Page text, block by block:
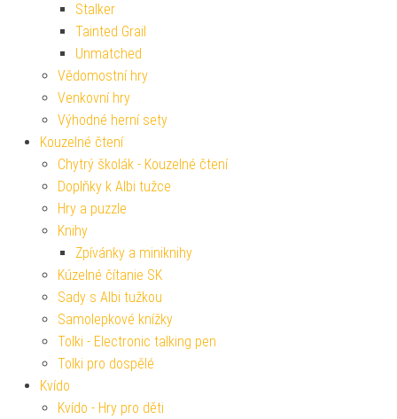
Stalker
Tainted Grail
Unmatched
Vědomostní hry
Venkovní hry
Výhodné herní sety
Kouzelné čtení
Chytrý školák - Kouzelné čtení
Doplňky k Albi tužce
Hry a puzzle
Knihy
Zpívánky a miniknihy
Kúzelné čítanie SK
Sady s Albi tužkou
Samolepkové knížky
Tolki - Electronic talking pen
Tolki pro dospělé
Kvído
Kvído - Hry pro děti